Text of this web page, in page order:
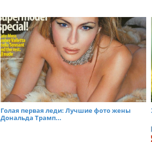
Голая первая леди: Лучшие фото жены
Дональда Трамп...